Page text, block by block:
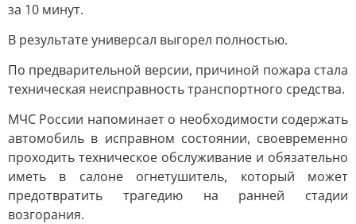
за 10 минут.
В результате универсал выгорел полностью.
По предварительной версии, причиной пожара стала
техническая неисправность транспортного средства.
МЧС России напоминает о необходимости содержать
автомобиль в исправном состоянии, своевременно
проходить техническое обслуживание и обязательно
иметь в салоне огнетушитель, который может
предотвратить трагедию на ранней стадии
возгорания.